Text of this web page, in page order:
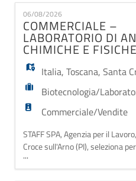
capacità relazionali e di
agli obiettivi, patente B e
territorio, disponibilità a
06/08/2026
COMMERCIALE –
LABORATORIO DI
CHIMICHE E FISICHE
Italia,Toscana,Santa
Biotecnologia/
Commerciale/Vendite
STAFF SPA, Agenzia per il
Croce sull'Arno (PI), seleziona
cliente operante nel settore
COMMERCIALE –
...